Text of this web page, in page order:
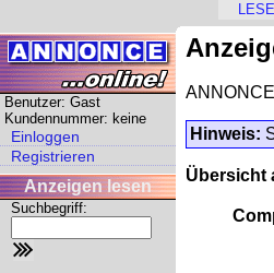
Benutzer: Gast
Kundennummer: keine
Einloggen
Registrieren
Anzeigen lesen
Suchbegriff:
Hinweis:
Übersicht